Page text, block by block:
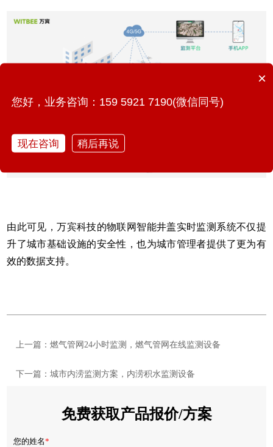
由此可见，万宾科技的物联网智能井盖实时监测系统不仅提
升了城市基础设施的安全性，也为城市管理者提供了更为有
效的数据支持。
上一篇：燃气管网24小时监测，燃气管网在线监测设备
下一篇：城市内涝监测方案，内涝积水监测设备
免费获取产品报价/方案
您的姓名*
×
您好，业务咨询：159 5921 7190(微信同号)
现在咨询 稍后再说